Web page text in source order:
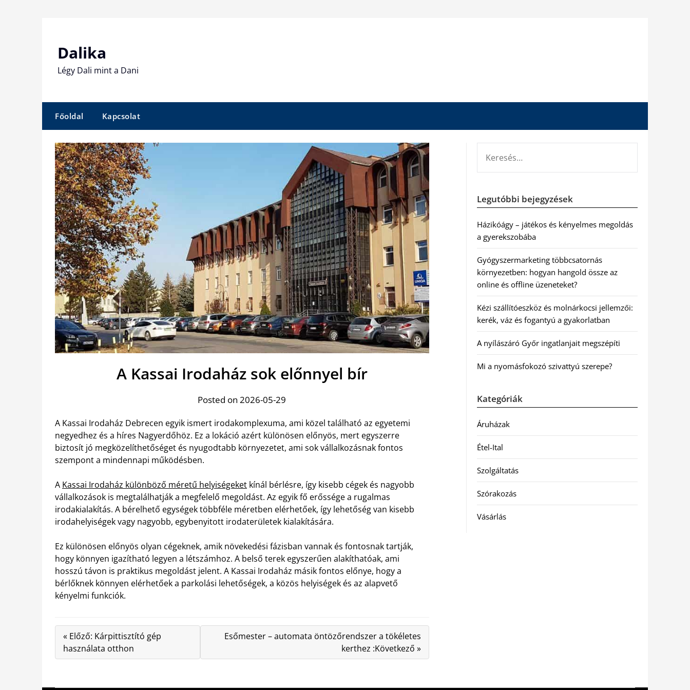
Dalika
Légy Dali mint a Dani
Főoldal Kapcsolat
A Kassai Irodaház sok előnnyel bír
Posted on 2026-05-29
A Kassai Irodaház Debrecen egyik ismert irodakomplexuma, ami közel található az egyetemi
negyedhez és a híres Nagyerdőhöz. Ez a lokáció azért különösen előnyös, mert egyszerre
biztosít jó megközelíthetőséget és nyugodtabb környezetet, ami sok vállalkozásnak fontos
szempont a mindennapi működésben.
A Kassai Irodaház különböző méretű helyiségeket kínál bérlésre, így kisebb cégek és nagyobb
vállalkozások is megtalálhatják a megfelelő megoldást. Az egyik fő erőssége a rugalmas
irodakialakítás. A bérelhető egységek többféle méretben elérhetőek, így lehetőség van kisebb
irodahelyiségek vagy nagyobb, egybenyitott irodaterületek kialakítására.
Ez különösen előnyös olyan cégeknek, amik növekedési fázisban vannak és fontosnak tartják,
hogy könnyen igazítható legyen a létszámhoz. A belső terek egyszerűen alakíthatóak, ami
hosszú távon is praktikus megoldást jelent. A Kassai Irodaház másik fontos előnye, hogy a
bérlőknek könnyen elérhetőek a parkolási lehetőségek, a közös helyiségek és az alapvető
kényelmi funkciók.
« Előző: Kárpittisztító gép
használata otthon
Esőmester – automata öntözőrendszer a tökéletes
kerthez :Következő »
Legutóbbi bejegyzések
Házikóágy – játékos és kényelmes megoldás
a gyerekszobába
Gyógyszermarketing többcsatornás
környezetben: hogyan hangold össze az
online és offline üzeneteket?
Kézi szállítóeszköz és molnárkocsi jellemzői:
kerék, váz és fogantyú a gyakorlatban
A nyílászáró Győr ingatlanjait megszépíti
Mi a nyomásfokozó szivattyú szerepe?
Kategóriák
Áruházak
Étel-Ital
Szolgáltatás
Szórakozás
Vásárlás